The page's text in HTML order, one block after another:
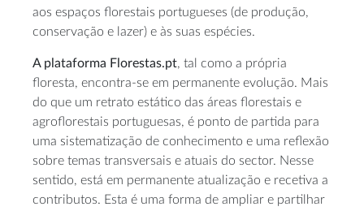
aos espaços florestais portugueses (de produção,
conservação e lazer) e às suas espécies.
A plataforma Florestas.pt, tal como a própria
floresta, encontra-se em permanente evolução. Mais
do que um retrato estático das áreas florestais e
agroflorestais portuguesas, é ponto de partida para
uma sistematização de conhecimento e uma reflexão
sobre temas transversais e atuais do sector. Nesse
sentido, está em permanente atualização e recetiva a
contributos. Esta é uma forma de ampliar e partilhar